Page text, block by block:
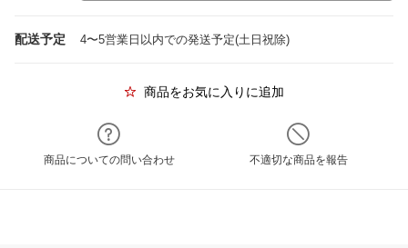
配送予定 4〜5営業日以内での発送予定(土日祝除)
商品をお気に入りに追加
商品についての問い合わせ 不適切な商品を報告